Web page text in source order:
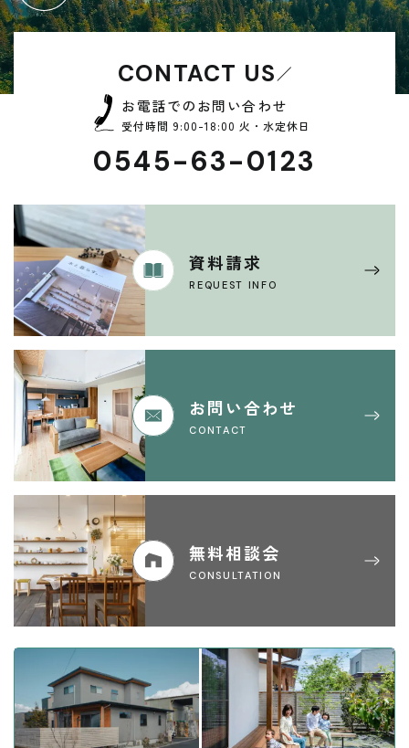
CONTACT US
お電話でのお問い合わせ
受付時間 9:00-18:00 火・水定休日
0545-63-0123
資料請求
REQUEST INFO
お問い合わせ
CONTACT
無料相談会
CONSULTATION